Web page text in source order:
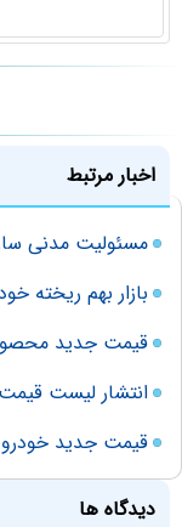
اخبار مرتبط
مسئولیت مدنی
بازار بهم ریخته
قیمت جدید محصولات
انتشار لیست
قیمت جدید
دیدگاه ها